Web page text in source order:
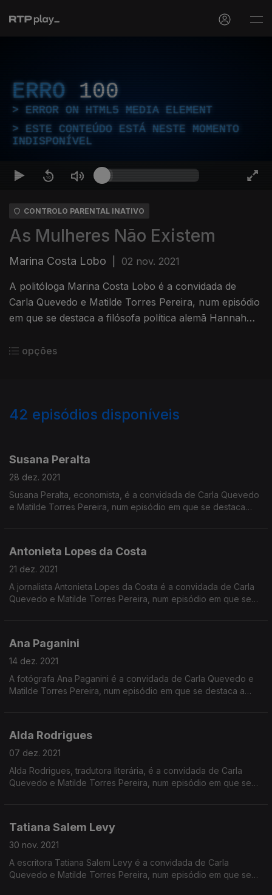
ERRO 100
ERROR ON HTML5 MEDIA ELEMENT
ESTE CONTEÚDO ESTÁ NESTE MOMENTO
INDISPONÍVEL
CONTROLO PARENTAL INATIVO
As Mulheres Não Existem
Marina Costa Lobo 02 nov. 2021
A politóloga Marina Costa Lobo é a convidada de
Carla Quevedo e Matilde Torres Pereira, num episódio
em que se destaca a filósofa política alemã Hannah
opções
42 episódios disponíveis
Susana Peralta
28 dez. 2021
Susana Peralta, economista, é a convidada de Carla Quevedo
e Matilde Torres Pereira, num episódio em que se destaca
Antonieta Lopes da Costa
21 dez. 2021
A jornalista Antonieta Lopes da Costa é a convidada de Carla
Quevedo e Matilde Torres Pereira, num episódio em que se
Ana Paganini
14 dez. 2021
A fotógrafa Ana Paganini é a convidada de Carla Quevedo e
Matilde Torres Pereira, num episódio em que se destaca a
Alda Rodrigues
07 dez. 2021
Alda Rodrigues, tradutora literária, é a convidada de Carla
Quevedo e Matilde Torres Pereira, num episódio em que se
Tatiana Salem Levy
30 nov. 2021
A escritora Tatiana Salem Levy é a convidada de Carla
Quevedo e Matilde Torres Pereira, num episódio em que se